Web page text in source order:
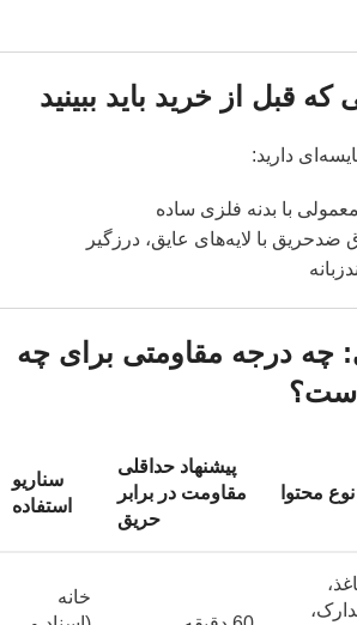
قبل از خرید باید ببینید
دارید:
با بدنه فلزی ساده
با لایه‌های عایق، درزگیر
چه درجه مقاومتی برای چه
است؟
سناریو
استفاده
پیشنهاد حداقلی
مقاومت در برابر
حریق
نوع محتوا
خانه